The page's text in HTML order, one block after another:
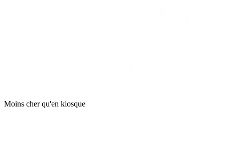
Moins cher qu'en kiosque